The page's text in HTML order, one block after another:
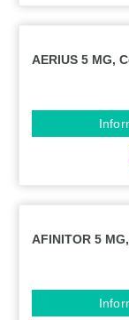
AERIUS 5 MG,
AFINITOR 5